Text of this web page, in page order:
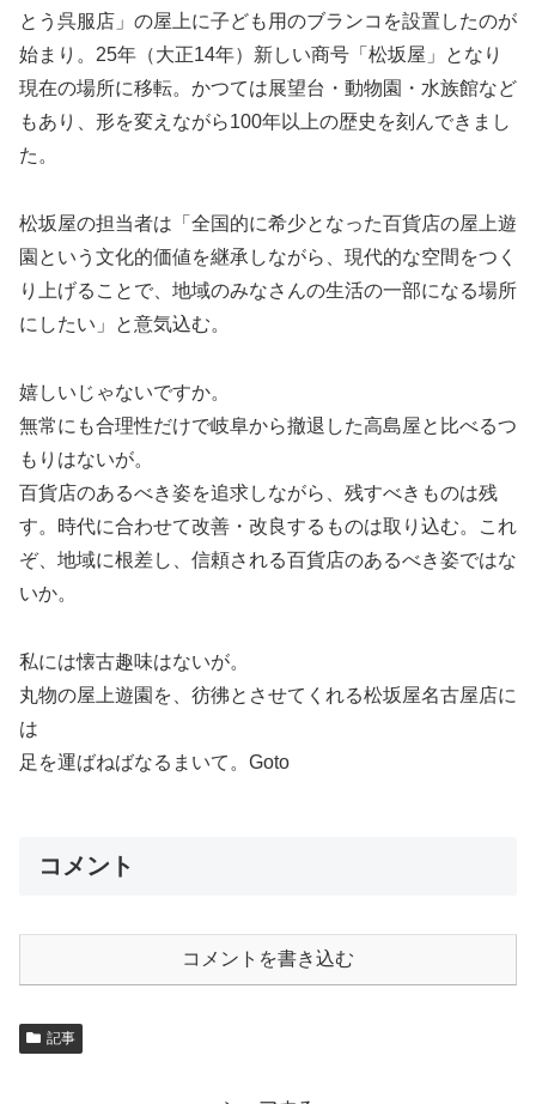
とう呉服店」の屋上に子ども用のブランコを設置したのが
始まり。25年（大正14年）新しい商号「松坂屋」となり
現在の場所に移転。かつては展望台・動物園・水族館など
もあり、形を変えながら100年以上の歴史を刻んできまし
た。
松坂屋の担当者は「全国的に希少となった百貨店の屋上遊
園という文化的価値を継承しながら、現代的な空間をつく
り上げることで、地域のみなさんの生活の一部になる場所
にしたい」と意気込む。
嬉しいじゃないですか。
無常にも合理性だけで岐阜から撤退した高島屋と比べるつ
もりはないが。
百貨店のあるべき姿を追求しながら、残すべきものは残
す。時代に合わせて改善・改良するものは取り込む。これ
ぞ、地域に根差し、信頼される百貨店のあるべき姿ではな
いか。
私には懐古趣味はないが。
丸物の屋上遊園を、彷彿とさせてくれる松坂屋名古屋店に
は
足を運ばねばなるまいて。Goto
コメント
コメントを書き込む
記事